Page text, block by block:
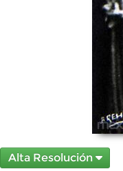
Alta Resolución